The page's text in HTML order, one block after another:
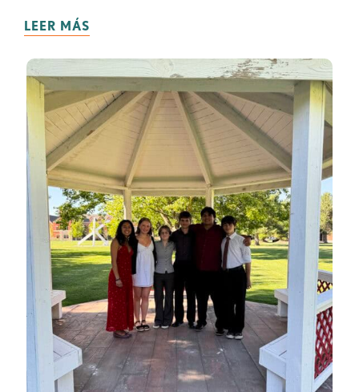
LEER MÁS